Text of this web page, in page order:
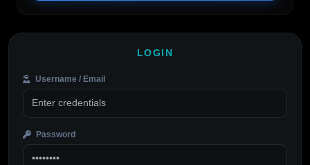
LOGIN
Username / Email
Password